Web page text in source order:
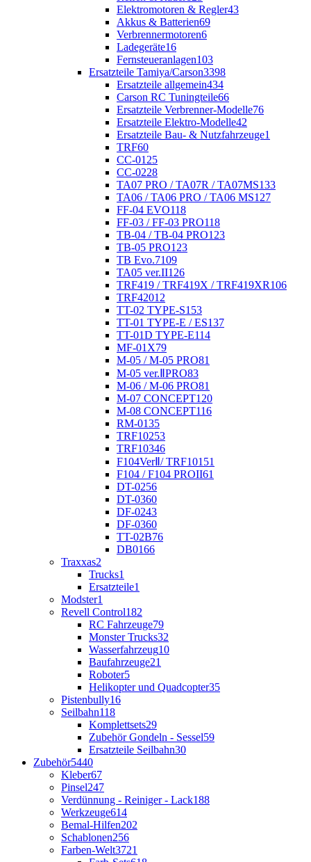
Elektromotoren & Regler43
Akkus & Batterien69
Verbrennermotoren6
Ladegeräte16
Fernsteueranlagen103
Ersatzteile Tamiya/Carson3398
Ersatzteile allgemein434
Carson RC Tuningteile66
Ersatzteile Verbrenner-Modelle76
Ersatzteile Elektro-Modelle42
Ersatzteile Bau- & Nutzfahrzeuge1
TRF60
CC-01 25
CC-0228
TA07 PRO / TA07R / TA07MS133
TA06 / TA06 PRO / TA06 MS127
FF-04 EVO118
FF-03 / FF-03 PRO118
TB-04 / TB-04 PRO123
TB-05 PRO123
TB Evo.7109
TA05 ver.II126
TRF419 / TRF419X / TRF419XR106
TRF42012
TT-02 TYPE-S153
TT-01 TYPE-E / ES137
TT-01D TYPE-E114
MF-01X79
M-05 / M-05 PRO81
M-05 ver.ⅡPRO83
M-06 / M-06 PRO81
M-07 CONCEPT120
M-08 CONCEPT116
RM-0135
TRF10253
TRF10346
F104VerⅡ/ TRF101 51
F104 / F104 PROII61
DT-0256
DT-0360
DF-0243
DF-0360
TT-02B76
DB0166
Traxxas2
Trucks1
Ersatzteile1
Modster1
Revell Control182
RC Fahrzeuge79
Monster Trucks32
Wasserfahrzeug10
Baufahrzeuge21
Roboter5
Helikopter und Quadcopter35
Pistenbully16
Seilbahn118
Komplettsets29
Zubehör Gondeln - Sessel59
Ersatzteile Seilbahn30
Zubehör5440
Kleber67
Pinsel247
Verdünnung - Reiniger - Lack188
Werkzeuge614
Bemal-Hilfen202
Schablonen256
Farben-Welt3721